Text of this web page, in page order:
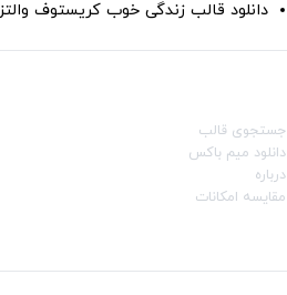
دانلود قالب زندگی خوب کریستوف والتز
جستجوی قالب
دانلود میم باکس
درباره
مقایسه امکانات